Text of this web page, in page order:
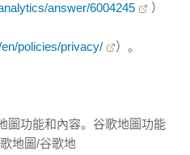
answer/6004245
）
policies/privacy/ ）。
圖功能和內容。谷歌地圖功能
地圖/谷歌地